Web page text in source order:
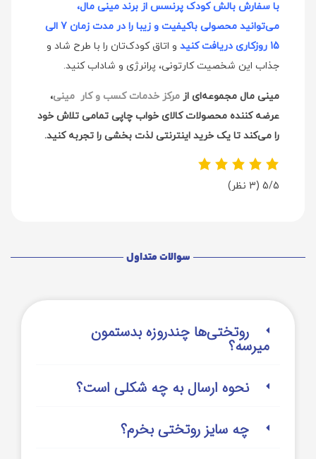
با سفارش بالش کودک پرنسس از برند مینی مال،
می‌توانید محصولی باکیفیت و زیبا را در مدت زمان 7 الی
15 روزکاری دریافت کنید
و اتاق کودک‌تان را با طرح شاد و
جذاب این شخصیت کارتونی، پرانرژی و شاداب کنید.
مینی مال مجموعه‌ای از مرکز خدمات کسب و کار مینی،
عرضه کننده محصولات کالای خواب چاپی تمامی تلاش خود
را می‌کند تا یک خرید اینترنتی لذت بخشی را تجربه کنید.
5/5 (3 نظر)
سوالات متداول
روتختی‌‌ها چندروزه بدستمون
میرسه؟
نحوه ارسال به چه شکلی است؟
چه سایز روتختی بخرم؟